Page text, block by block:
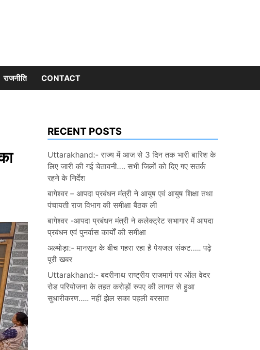
राजनीति CONTACT
RECENT POSTS
Uttarakhand:- राज्य में आज से 3 दिन तक भारी बारिश के
लिए जारी की गई चेतावनी…. सभी जिलों को दिए गए सतर्क
रहने के निर्देश
बागेश्वर – आपदा प्रबंधन मंत्री ने आयुष एवं आयुष शिक्षा तथा
पंचायती राज विभाग की समीक्षा बैठक ली
बागेश्वर -आपदा प्रबंधन मंत्री ने कलेक्ट्रेट सभागार में आपदा
प्रबंधन एवं पुनर्वास कार्यों की समीक्षा
अल्मोड़ा:- मानसून के बीच गहरा रहा है पेयजल संकट….. पढ़े
पूरी खबर
Uttarakhand:- बदरीनाथ राष्ट्रीय राजमार्ग पर ऑल वेदर
रोड परियोजना के तहत करोड़ों रुपए की लागत से हुआ
सुधारीकरण….. नहीं झेल सका पहली बरसात